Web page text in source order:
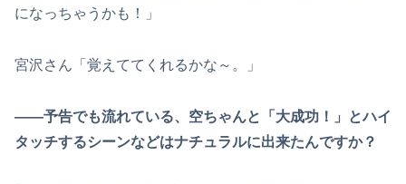
になっちゃうかも！」
宮沢さん「覚えててくれるかな～。」
――予告でも流れている、空ちゃんと「大成功！」とハイ
タッチするシーンなどはナチュラルに出来たんですか？